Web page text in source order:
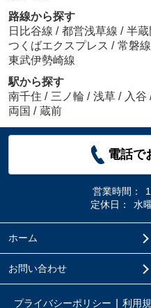
路線から探す
日比谷線 / 都営浅草線 / 半蔵
つくばエクスプレス / 常磐線
東武伊勢崎線
駅から探す
南千住 / 三ノ輪 / 浅草 / 入谷
両国 / 蔵前
電話で
営業時間：
定休日：
水
ホーム
お問い合わせ
プライバシーポリシー 利用